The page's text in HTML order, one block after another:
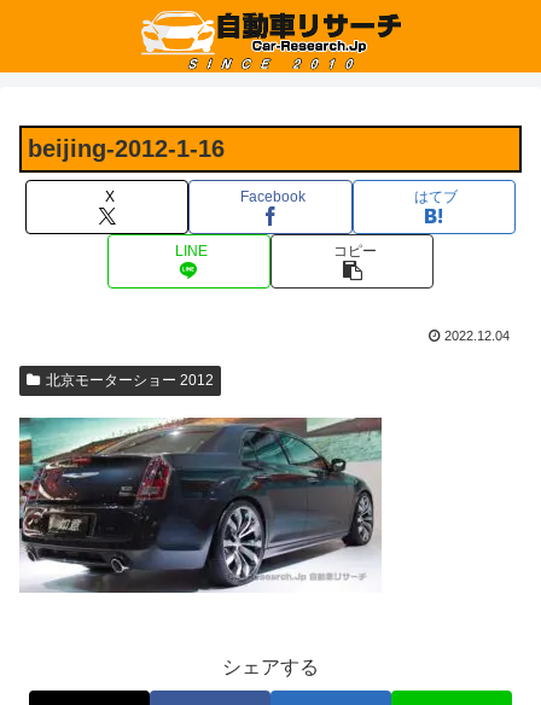
beijing-2012-1-16
X Facebook はてブ
LINE コピー
2022.12.04
北京モーターショー 2012
シェアする